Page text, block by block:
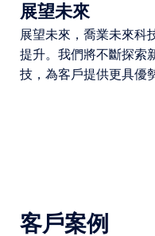
展望未來
展望未來，喬業未來科
提升。我們將不斷探索
技，為客戶提供更具優
客戶案例